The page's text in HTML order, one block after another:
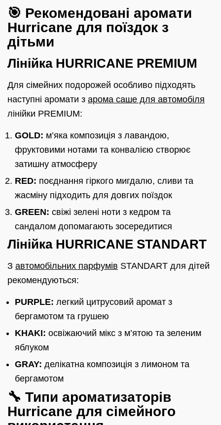
🎯 Рекомендовані аромати
Hurricane для поїздок з
дітьми
Лінійка HURRICANE PREMIUM
Для сімейних подорожей особливо підходять
наступні аромати з арома саше для автомобіля
лінійки PREMIUM:
GOLD: м’яка композиція з лавандою,
фруктовими нотами та конвалією створює
затишну атмосферу
RED: поєднання гіркого мигдалю, сливи та
жасміну підходить для довгих поїздок
GREEN: свіжі зелені ноти з кедром та
сандалом допомагають зосередитися
Лінійка HURRICANE STANDART
З автомобільних парфумів STANDART для дітей
рекомендуються:
PURPLE: легкий цитрусовий аромат з
бергамотом та грушею
KHAKI: освіжаючий мікс з м’ятою та зеленим
яблуком
GRAY: делікатна композиція з лимоном та
бергамотом
🔧 Типи ароматизаторів
Hurricane для сімейного